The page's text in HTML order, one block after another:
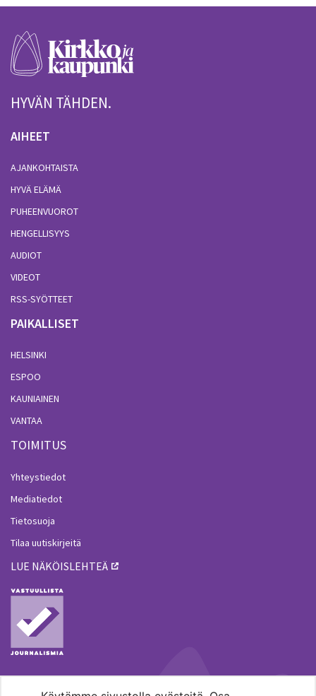
HYVÄN TÄHDEN.
AIHEET
AJANKOHTAISTA
HYVÄ ELÄMÄ
PUHEENVUOROT
HENGELLISYYS
AUDIOT
VIDEOT
RSS-SYÖTTEET
PAIKALLISET
HELSINKI
ESPOO
KAUNIAINEN
VANTAA
TOIMITUS
Yhteystiedot
Mediatiedot
Tietosuoja
Tilaa uutiskirjeitä
LUE NÄKÖISLEHTEÄ